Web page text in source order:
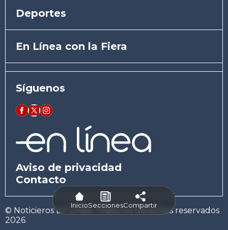
Deportes
En Línea con la Fiera
Síguenos
Aviso de privacidad
Contacto
© Noticieros En Línea. Todos los derechos reservados
2026
InicioSeccionesCompartir